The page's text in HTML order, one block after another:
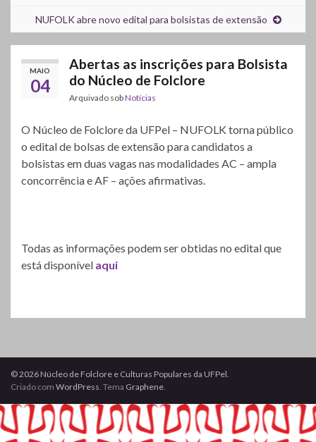
NUFOLK abre novo edital para bolsistas de extensão
MAIO
04
Abertas as inscrições para Bolsista
do Núcleo de Folclore
Arquivado sobNotícias
O Núcleo de Folclore da UFPel – NUFOLK torna público
o edital de bolsas de extensão para candidatos a
bolsistas em duas vagas nas modalidades AC – ampla
concorrência e AF – ações afirmativas.
Todas as informações podem ser obtidas no edital que
está disponível aqui
© 2026 Núcleo de Folclore e Culturas Populares da UFPel.
Criado com WordPress . Tema Graphene